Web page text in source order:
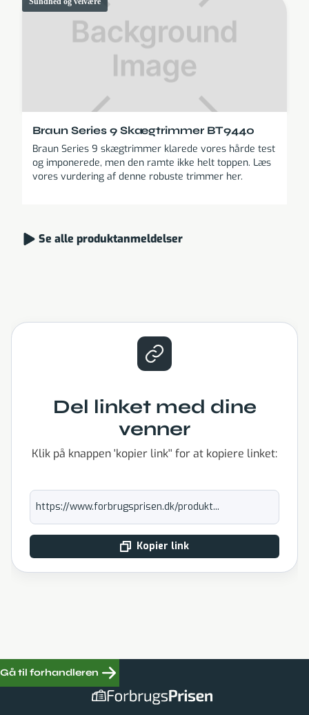
Braun Series 9 Skægtrimmer BT9440
Braun Series 9 skægtrimmer klarede vores hårde test
og imponerede, men den ramte ikke helt toppen. Læs
vores vurdering af denne robuste trimmer her.
Se alle produktanmeldelser
Del linket med dine
venner
Klik på knappen 'kopier link'' for at kopiere linket:
https://www.forbrugsprisen.dk/produkt...
Kopier link
Gå til forhandleren